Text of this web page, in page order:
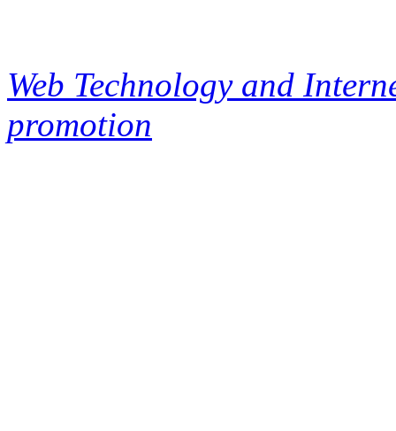
Web Technology and
promotion